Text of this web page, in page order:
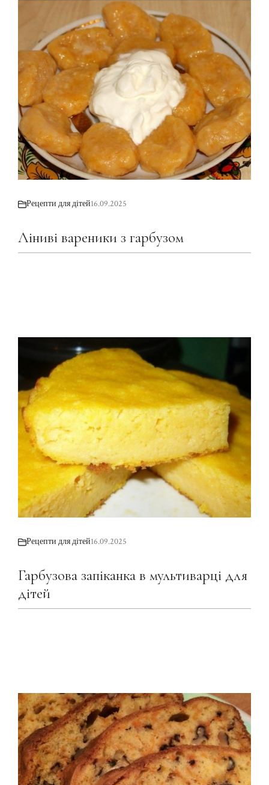
Рецепти для дітей16.09.2025
Ліниві вареники з гарбузом
Рецепти для дітей16.09.2025
Гарбузова запіканка в мультиварці для
дітей